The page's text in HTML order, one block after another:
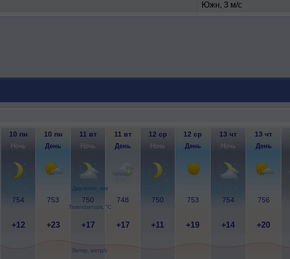
Южн, 3 м/с
Давление, мм
Температура, °C
Ветер, метр/с
10 пн 10 пн 11 вт 11 вт 12 ср 12 ср 13 чт 13 чт
Ночь День Ночь День Ночь День Ночь День
754 753 750 748 750 753 754 756
+12 +23 +17 +17 +11 +19 +14 +20